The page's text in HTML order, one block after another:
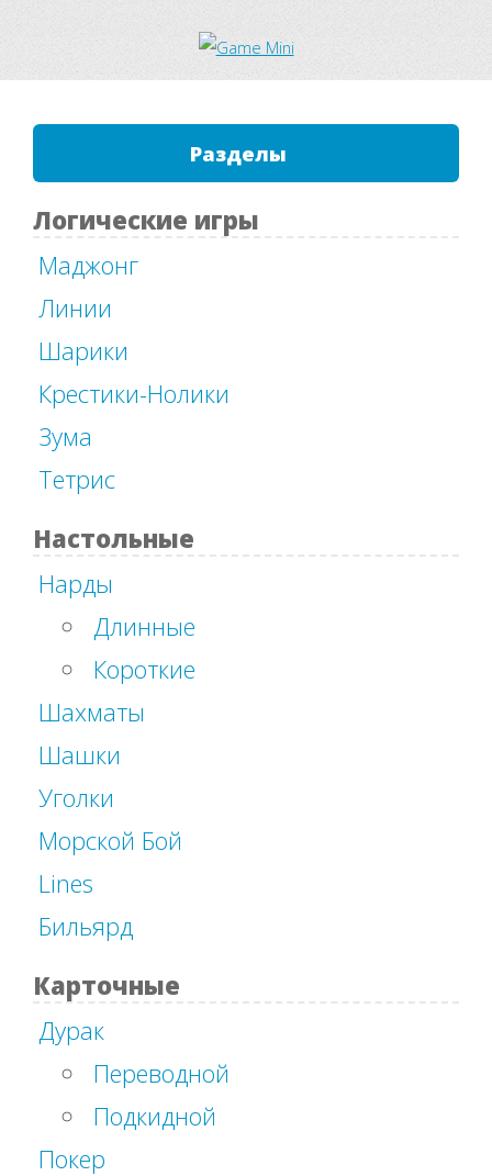
Разделы
Логические игры
Маджонг
Линии
Шарики
Крестики-Нолики
Зума
Тетрис
Настольные
Нарды
Длинные
Короткие
Шахматы
Шашки
Уголки
Морской Бой
Lines
Бильярд
Карточные
Дурак
Переводной
Подкидной
Покер